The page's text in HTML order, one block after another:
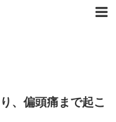
、偏頭痛まで起こ